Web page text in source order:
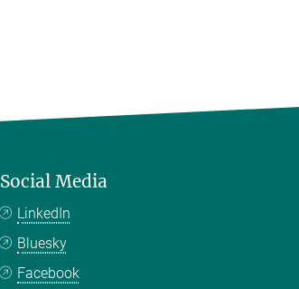
Social Media
LinkedIn
Bluesky
Facebook